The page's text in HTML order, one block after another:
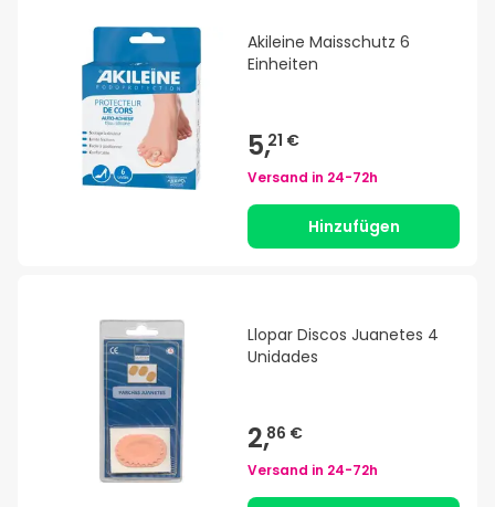
Akileine Maisschutz 6
Einheiten
5,21 €
Versand in 24-72h
Hinzufügen
Llopar Discos Juanetes 4
Unidades
2,86 €
Versand in 24-72h